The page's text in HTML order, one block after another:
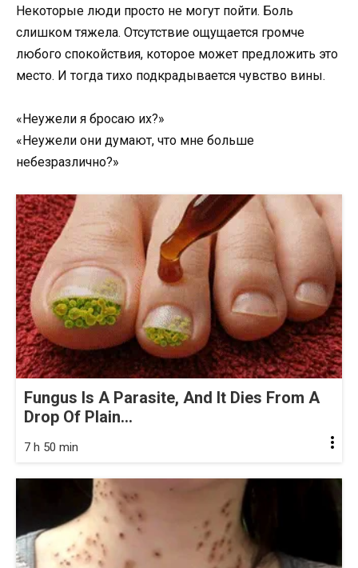
Некоторые люди просто не могут пойти. Боль
слишком тяжела. Отсутствие ощущается громче
любого спокойствия, которое может предложить это
место. И тогда тихо подкрадывается чувство вины.
«Неужели я бросаю их?»
«Неужели они думают, что мне больше
небезразлично?»
Fungus Is A Parasite, And It Dies From A
Drop Of Plain...
7 h 50 min